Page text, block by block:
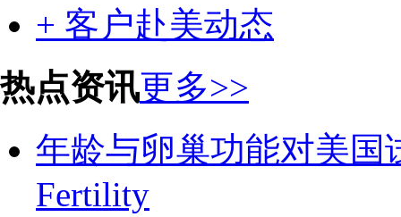
+ 客户赴美动态
热点资讯更多>>
年龄与卵巢功能对美国
Fertility